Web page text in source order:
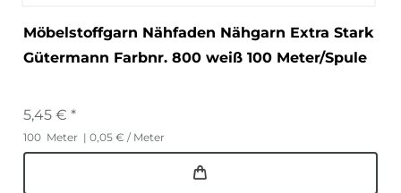
Möbelstoffgarn Nähfaden Nähgarn Extra Stark
Gütermann Farbnr. 800 weiß 100 Meter/Spule
5,45 € *
100 Meter | 0,05 € / Meter